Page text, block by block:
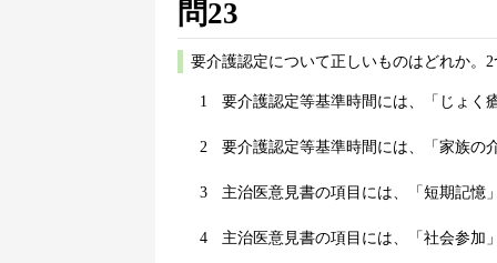
問23
要介護認定について正しいものはどれか。
1 要介護認定等基準時間には、「じょく
2 要介護認定等基準時間には、「家族の
3 主治医意見書の項目には、「短期記憶
4 主治医意見書の項目には、「社会参加